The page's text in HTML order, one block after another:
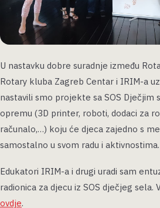
U nastavku dobre suradnje između
Rotary kluba Zagreb Centar i IRIM-a
nastavili smo projekte sa SOS
opremu (3D printer, roboti, dodaci za
računalo,…) koju će djeca zajedno s
samostalno u svom radu i aktivnostima.
Edukatori IRIM-a i drugi uradi sam
radionica za djecu iz SOS dječjeg sela.
ovdje.